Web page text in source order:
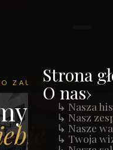
Strona
O nas
↳ Nasza
↳ Nasz
↳ Nasze
↳ Twoja
ZAUFANIE